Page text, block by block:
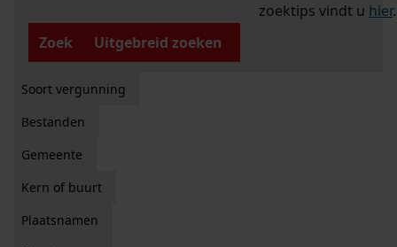
zoektips vindt u hier.
Zoek
Uitgebreid zoeken
Soort vergunning
Bestanden
Gemeente
Kern of buurt
Plaatsnamen